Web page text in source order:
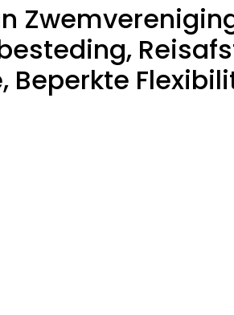
Beperkte